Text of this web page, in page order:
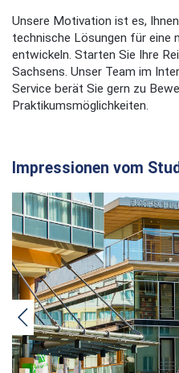
Unsere Motivation ist es,
technische Lösungen für eine
entwickeln. Starten Sie Ihre
Sachsens. Unser Team im
Service berät Sie gern zu
Praktikumsmöglichkeiten.
Impressionen vom